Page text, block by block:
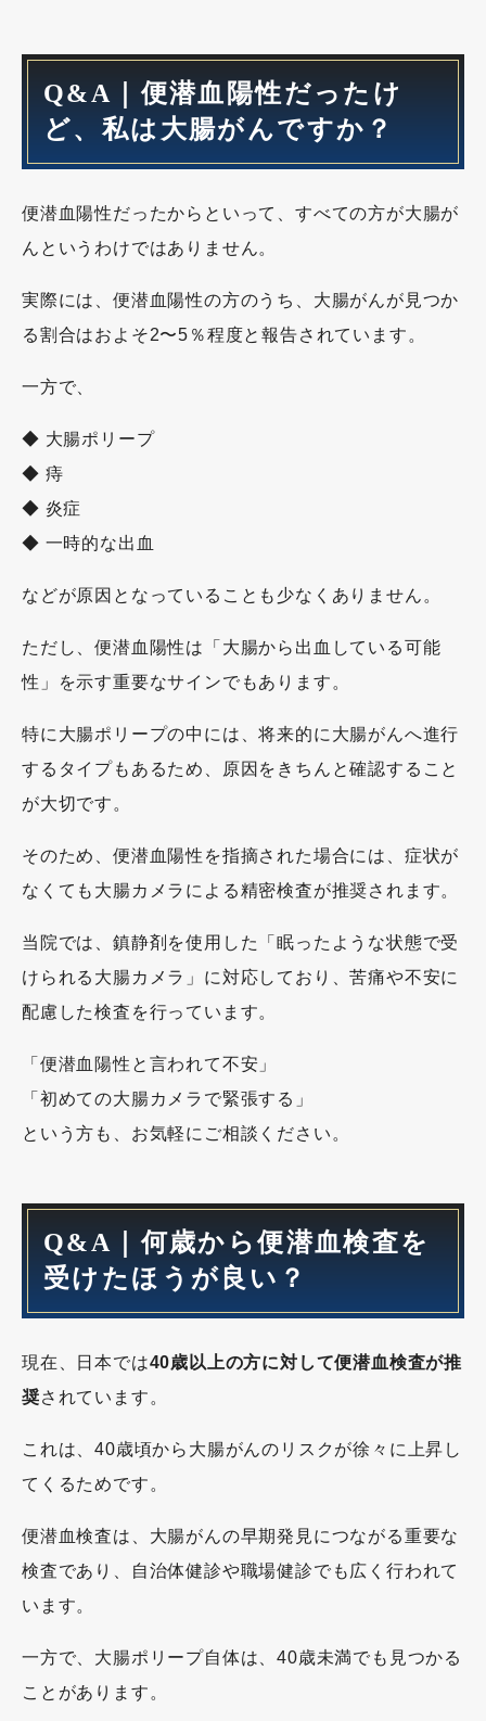
Q&A｜便潜血陽性だったけ
ど、私は大腸がんですか？
便潜血陽性だったからといって、すべての方が大腸が
んというわけではありません。
実際には、便潜血陽性の方のうち、大腸がんが見つか
る割合はおよそ2〜5％程度と報告されています。
一方で、
◆ 大腸ポリープ
◆ 痔
◆ 炎症
◆ 一時的な出血
などが原因となっていることも少なくありません。
ただし、便潜血陽性は「大腸から出血している可能
性」を示す重要なサインでもあります。
特に大腸ポリープの中には、将来的に大腸がんへ進行
するタイプもあるため、原因をきちんと確認すること
が大切です。
そのため、便潜血陽性を指摘された場合には、症状が
なくても大腸カメラによる精密検査が推奨されます。
当院では、鎮静剤を使用した「眠ったような状態で受
けられる大腸カメラ」に対応しており、苦痛や不安に
配慮した検査を行っています。
「便潜血陽性と言われて不安」
「初めての大腸カメラで緊張する」
という方も、お気軽にご相談ください。
Q&A｜何歳から便潜血検査を
受けたほうが良い？
現在、日本では40歳以上の方に対して便潜血検査が推
奨されています。
これは、40歳頃から大腸がんのリスクが徐々に上昇し
てくるためです。
便潜血検査は、大腸がんの早期発見につながる重要な
検査であり、自治体健診や職場健診でも広く行われて
います。
一方で、大腸ポリープ自体は、40歳未満でも見つかる
ことがあります。